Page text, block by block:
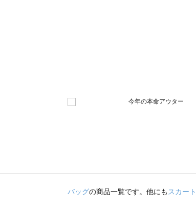
バッグの商品一覧です。他にも スカート